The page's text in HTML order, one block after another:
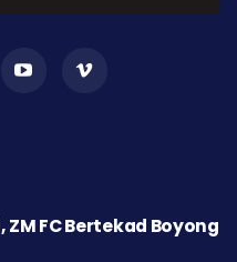
FC Bertekad Boyong